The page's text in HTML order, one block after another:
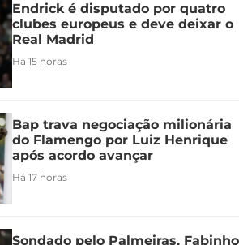
Endrick é disputado por quatro
clubes europeus e deve deixar o
Real Madrid
Há 15 horas
Bap trava negociação milionária
do Flamengo por Luiz Henrique
após acordo avançar
Há 17 horas
Sondado pelo Palmeiras, Fabinho